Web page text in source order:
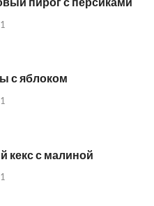
с яблоком
кекс с малиной